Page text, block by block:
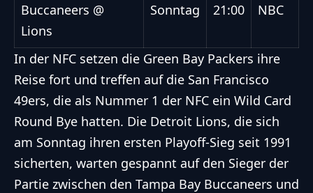
Buccaneers @
Lions
Sonntag 21:00 NBC
In der NFC setzen die Green Bay Packers ihre
Reise fort und treffen auf die San Francisco
49ers, die als Nummer 1 der NFC ein Wild Card
Round Bye hatten. Die Detroit Lions, die sich
am Sonntag ihren ersten Playoff-Sieg seit 1991
sicherten, warten gespannt auf den Sieger der
Partie zwischen den Tampa Bay Buccaneers und